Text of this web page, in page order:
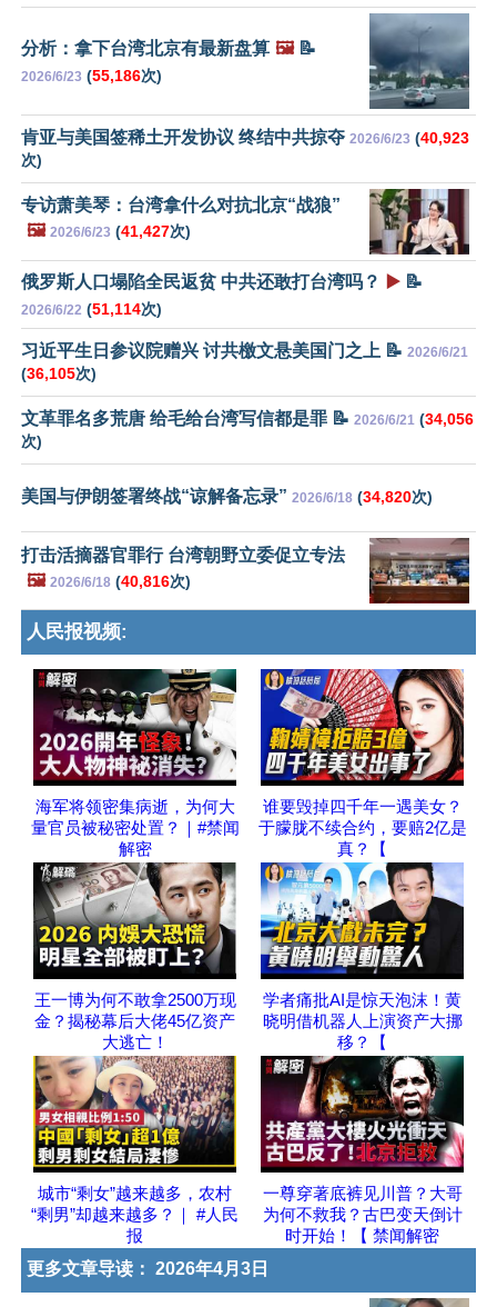
分析：拿下台湾北京有最新盘算 🖼️📝
2026/6/23 (55,186次)
肯亚与美国签稀土开发协议 终结中共掠夺 2026/6/23 (40,923
次)
专访萧美琴：台湾拿什么对抗北京“战狼”
🖼️ 2026/6/23 (41,427次)
俄罗斯人口塌陷全民返贫 中共还敢打台湾吗？ ▶️ 📝
2026/6/22 (51,114次)
习近平生日参议院赠兴 讨共檄文悬美国门之上 📝 2026/6/21
(36,105次)
文革罪名多荒唐 给毛给台湾写信都是罪 📝 2026/6/21 (34,056
次)
美国与伊朗签署终战“谅解备忘录” 2026/6/18 (34,820次)
打击活摘器官罪行 台湾朝野立委促立专法
🖼️ 2026/6/18 (40,816次)
人民报视频:
海军将领密集病逝，为何大
量官员被秘密处置？｜#禁闻
解密
谁要毁掉四千年一遇美女？
于朦胧不续合约，要赔2亿是
真？【
王一博为何不敢拿2500万现
金？揭秘幕后大佬45亿资产
大逃亡！
学者痛批AI是惊天泡沫！黄
晓明借机器人上演资产大挪
移？【
城市“剩女”越来越多，农村
“剩男”却越来越多？｜ #人民
报
一尊穿著底裤见川普？大哥
为何不救我？古巴变天倒计
时开始！【 禁闻解密
更多文章导读： 2026年4月3日